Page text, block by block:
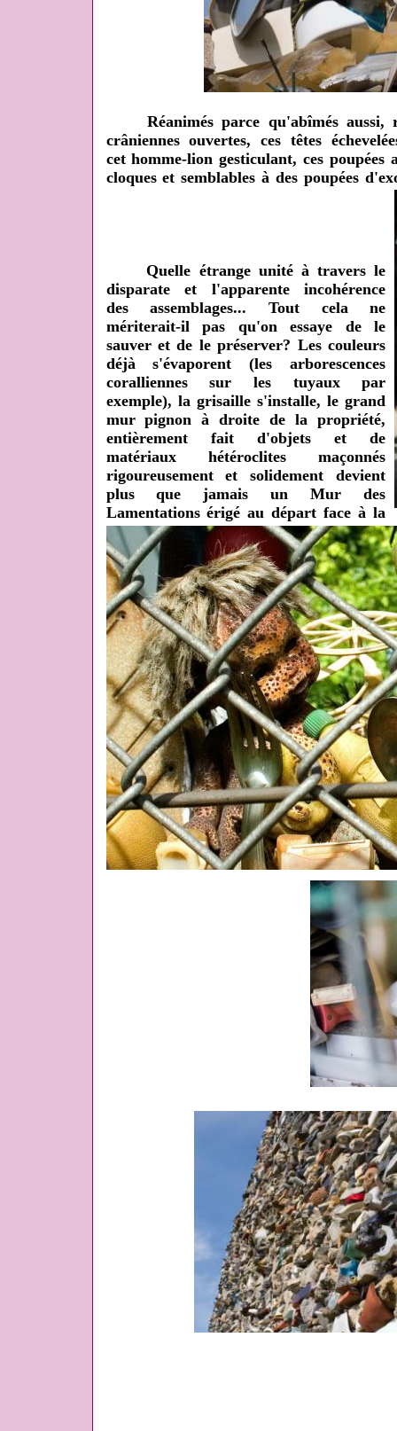
Réanimés parce qu'abîmés aussi,
crâniennes ouvertes, ces têtes
cet homme-lion gesticulant, ces poupées
cloques et semblables à des poupées
Quelle étrange unité à travers le
disparate et l'apparente incohérence
des assemblages... Tout cela ne
mériterait-il pas qu'on essaye de le
sauver et de le préserver? Les couleurs
déjà s'évaporent (les arborescences
coralliennes sur les tuyaux par
exemple), la grisaille s'installe, le grand
mur pignon à droite de la propriété,
entièrement fait d'objets et de
matériaux hétéroclites maçonnés
rigoureusement et solidement devient
plus que jamais un Mur des
Lamentations érigé au départ face à la